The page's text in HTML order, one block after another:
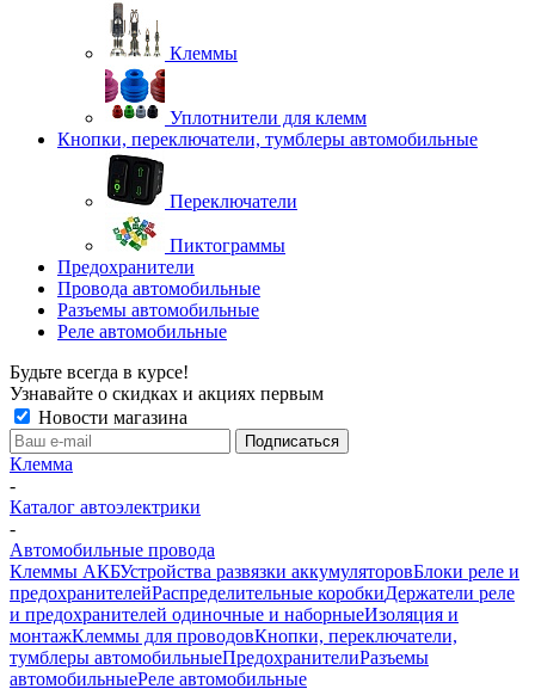
Клеммы
Уплотнители для клемм
Кнопки, переключатели, тумблеры автомобильные
Переключатели
Пиктограммы
Предохранители
Провода автомобильные
Разъемы автомобильные
Реле автомобильные
Будьте всегда в курсе!
Узнавайте о скидках и акциях первым
Новости магазина
Клемма
-
Каталог автоэлектрики
-
Автомобильные провода
Клеммы АКБУстройства развязки аккумуляторовБлоки реле и
предохранителейРаспределительные коробкиДержатели реле
и предохранителей одиночные и наборныеИзоляция и
монтажКлеммы для проводовКнопки, переключатели,
тумблеры автомобильныеПредохранителиРазъемы
автомобильныеРеле автомобильные